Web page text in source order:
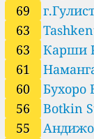
Хорезмское
Urgench
69
г.Гулистан махалля "
63
63
61
60
56
55